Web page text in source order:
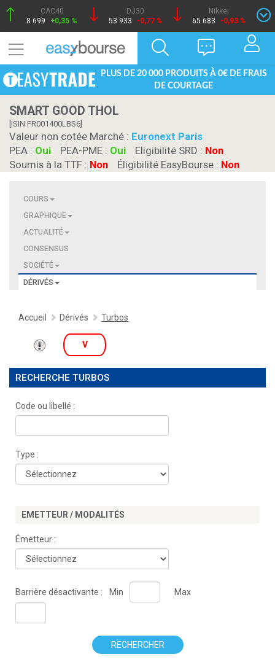
CAC40
8 699
+0,35 %
DJ30
53 933
-0,77 %
Nikkei
65 683
-0,93 %
PLUS DE 20 000 PRODUITS À 0€ DE FRAIS
DE COURTAGE
SMART GOOD THOL
[ISIN FR001400LBS6]
Valeur non cotée Marché : Euronext Paris
PEA : Oui PEA-PME : Oui Eligibilité SRD : Non
Soumis à la TTF : Non Éligibilité EasyBourse : Non
COURS
GRAPHIQUE
ACTUALITÉ
CONSENSUS
SOCIÉTÉ
DÉRIVÉS
Accueil Dérivés Turbos
V
RECHERCHE TURBOS
Code ou libellé :
Type :
EMETTEUR / MODALITÉS
Émetteur :
Barrière désactivante : Min Max
RECHERCHER